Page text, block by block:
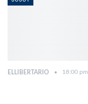
ELLIBERTARIO 18:00 pm